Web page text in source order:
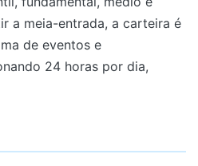
a meia-entrada, a carteira é
de eventos e
24 horas por dia,